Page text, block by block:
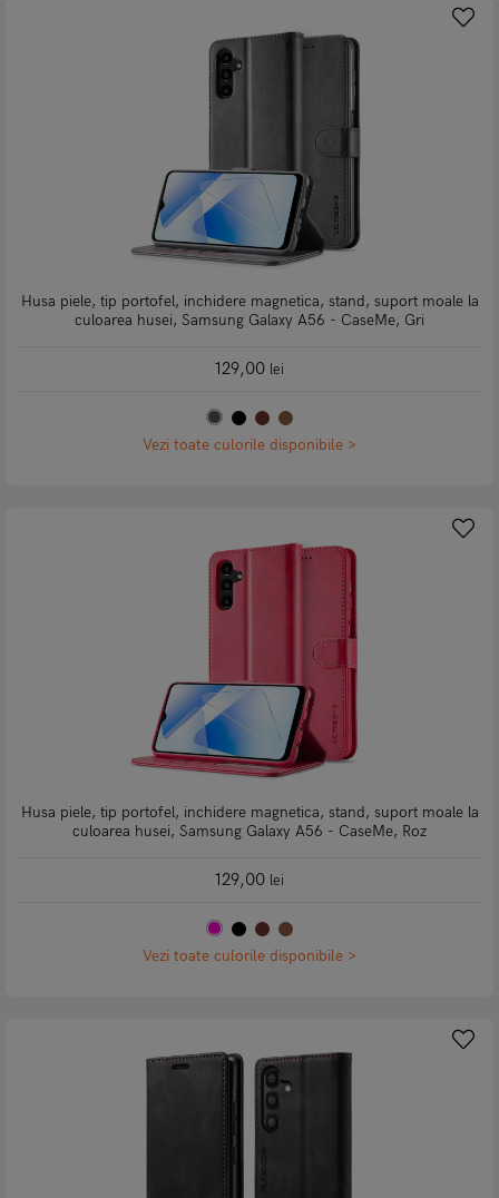
Husa piele, tip portofel, inchidere magnetica, stand, suport moale la
culoarea husei, Samsung Galaxy A56 - CaseMe, Gri
129,00 lei
Vezi toate culorile disponibile >
Husa piele, tip portofel, inchidere magnetica, stand, suport moale la
culoarea husei, Samsung Galaxy A56 - CaseMe, Roz
129,00 lei
Vezi toate culorile disponibile >